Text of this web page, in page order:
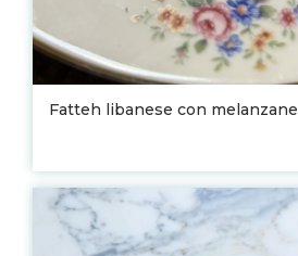
Fatteh libanese con melanzane